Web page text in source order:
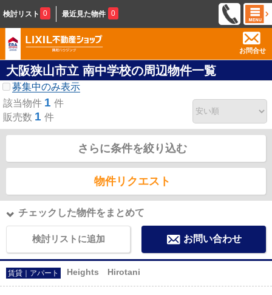
検討リスト 0 最近見た物件 0
お問合せ
大阪狭山市立 南中学校の周辺物件一覧
募集中のみ表示
該当物件 1 件
販売数 1 件
さらに条件を絞り込む
物件リクエスト
チェックした物件をまとめて
検討リストに追加 お問い合わせ
賃貸｜アパート Heights Hirotani